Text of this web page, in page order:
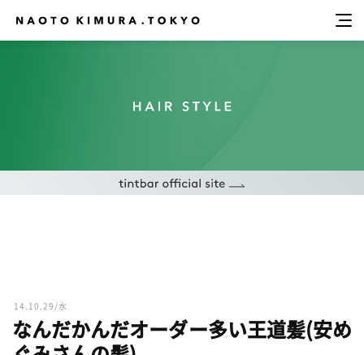
14.10.29/水
なんだかんだオーダー多い王道髪(安め